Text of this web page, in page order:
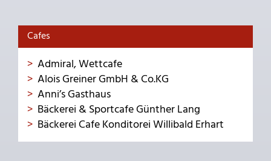
Cafes
Admiral, Wettcafe
Alois Greiner GmbH & Co.KG
Anni’s Gasthaus
Bäckerei & Sportcafe Günther Lang
Bäckerei Cafe Konditorei Willibald Erhart